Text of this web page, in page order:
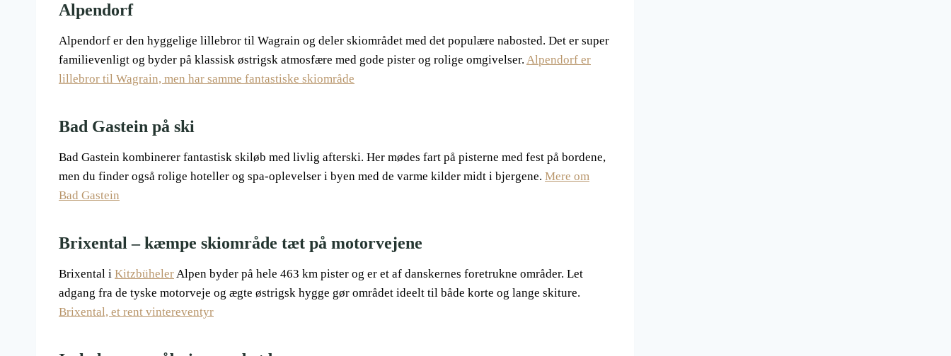
Alpendorf
Alpendorf er den hyggelige lillebror til Wagrain og deler skiområdet med det populære nabosted. Det er super
familievenligt og byder på klassisk østrigsk atmosfære med gode pister og rolige omgivelser. Alpendorf er
lillebror til Wagrain, men har samme fantastiske skiområde
Bad Gastein på ski
Bad Gastein kombinerer fantastisk skiløb med livlig afterski. Her mødes fart på pisterne med fest på bordene,
men du finder også rolige hoteller og spa-oplevelser i byen med de varme kilder midt i bjergene. Mere om
Bad Gastein
Brixental – kæmpe skiområde tæt på motorvejene
Brixental i KitzbühelerAlpen byder på hele 463 km pister og er et af danskernes foretrukne områder. Let
adgang fra de tyske motorveje og ægte østrigsk hygge gør området ideelt til både korte og lange skiture.
Brixental, et rent vintereventyr